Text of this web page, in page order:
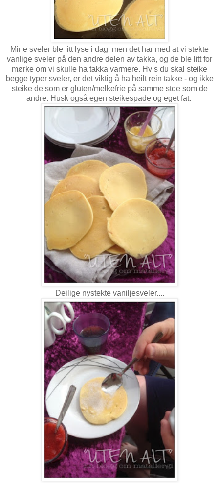
Mine sveler ble litt lyse i dag, men det har med at vi stekte
vanlige sveler på den andre delen av takka, og de ble litt for
mørke om vi skulle ha takka varmere. Hvis du skal steike
begge typer sveler, er det viktig å ha heilt rein takke - og ikke
steike de som er gluten/melkefrie på samme stde som de
andre. Husk også egen steikespade og eget fat.
Deilige nystekte vaniljesveler....